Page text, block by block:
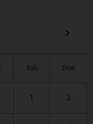
›
Sab Dom
1 2